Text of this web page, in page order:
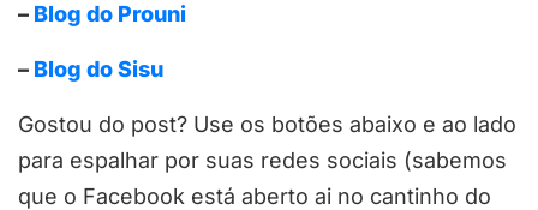
– Blog do Prouni
– Blog do Sisu
Gostou do post? Use os botões abaixo e ao lado
para espalhar por suas redes sociais (sabemos
que o Facebook está aberto ai no cantinho do